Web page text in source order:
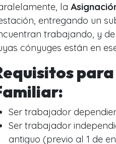
la
entregando un
trabajando, y
cónyuges están en
Ser trabajador
Ser trabajador
antiguo (previo al 1 de